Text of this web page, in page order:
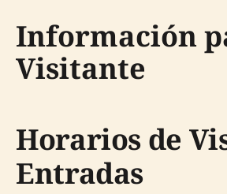
Información
Visitante
Horarios de
Entradas